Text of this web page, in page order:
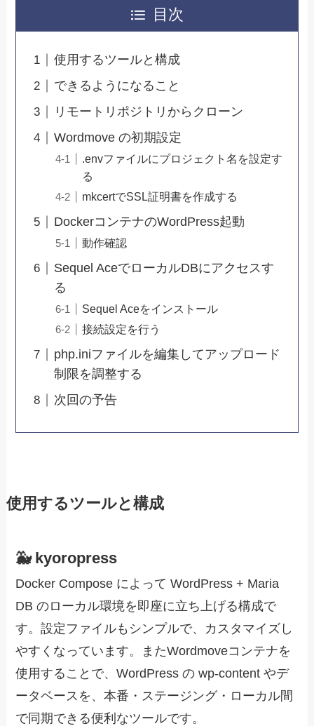
目次
使用するツールと構成
できるようになること
リモートリポジトリからクローン
Wordmove の初期設定
.envファイルにプロジェクト名を設定す
る
mkcertでSSL証明書を作成する
DockerコンテナのWordPress起動
動作確認
Sequel AceでローカルDBにアクセスす
る
Sequel Aceをインストール
接続設定を行う
php.iniファイルを編集してアップロード
制限を調整する
次回の予告
使用するツールと構成
🐳 kyoropress
Docker Compose によって WordPress + Maria
DB のローカル環境を即座に立ち上げる構成で
す。設定ファイルもシンプルで、カスタマイズし
やすくなっています。またWordmoveコンテナを
使用することで、WordPress の wp-content やデ
ータベースを、本番・ステージング・ローカル間
で同期できる便利なツールです。